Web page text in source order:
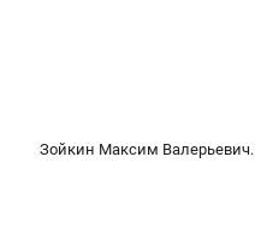
Зойкин Максим Валерьевич.